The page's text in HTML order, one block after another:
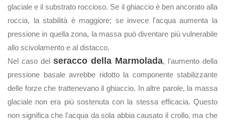
glaciale e il substrato roccioso. Se il ghiaccio è ben ancorato alla
roccia, la stabilità è maggiore; se invece l'acqua aumenta la
pressione in quella zona, la massa può diventare più vulnerabile
allo scivolamento e al distacco.
Nel caso del seracco della Marmolada, l'aumento della
pressione basale avrebbe ridotto la componente stabilizzante
delle forze che trattenevano il ghiaccio. In altre parole, la massa
glaciale non era più sostenuta con la stessa efficacia. Questo
non significa che l'acqua da sola abbia causato il crollo, ma che